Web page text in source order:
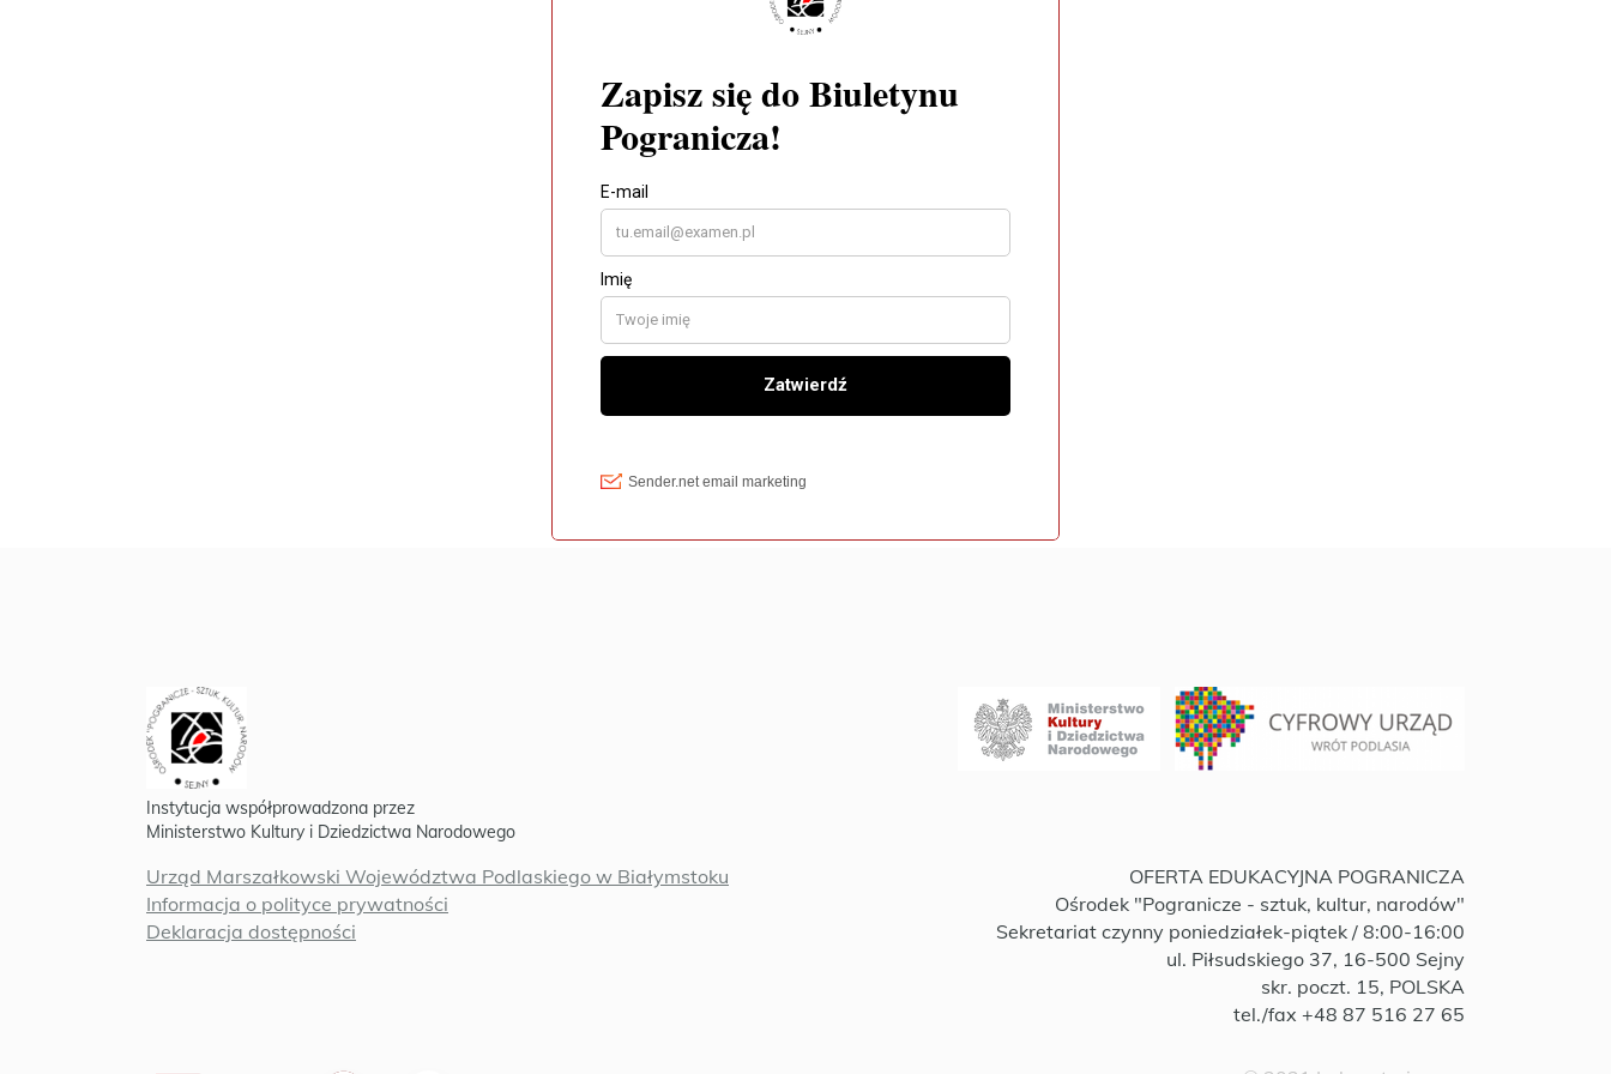
Instytucja współprowadzona przez
Ministerstwo Kultury i Dziedzictwa Narodowego
Urząd Marszałkowski Województwa Podlaskiego w Białymstoku
Informacja o polityce prywatności
Deklaracja dostępności
OFERTA EDUKACYJNA POGRANICZA
Ośrodek "Pogranicze - sztuk, kultur, narodów"
Sekretariat czynny poniedziałek-piątek / 8:00-16:00
ul. Piłsudskiego 37, 16-500 Sejny
skr. poczt. 15, POLSKA
tel./fax +48 87 516 27 65